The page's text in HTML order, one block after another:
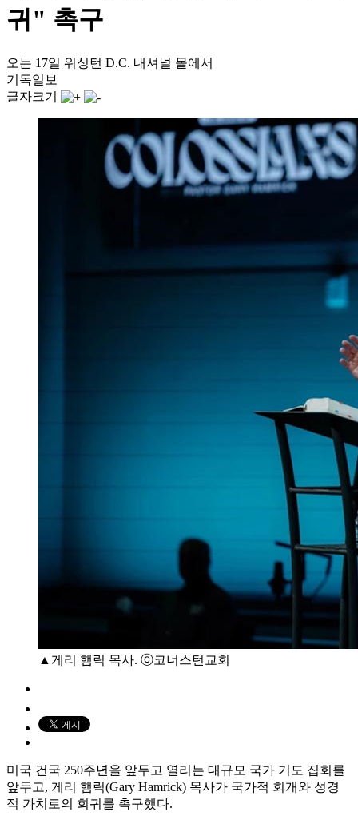
귀" 촉구
오는 17일 워싱턴 D.C. 내셔널 몰에서
기독일보
글자크기
▲게리 햄릭 목사. ⓒ코너스턴교회
미국 건국 250주년을 앞두고 열리는 대규모 국가 기도 집회를
앞두고, 게리 햄릭(Gary Hamrick) 목사가 국가적 회개와 성경
적 가치로의 회귀를 촉구했다.